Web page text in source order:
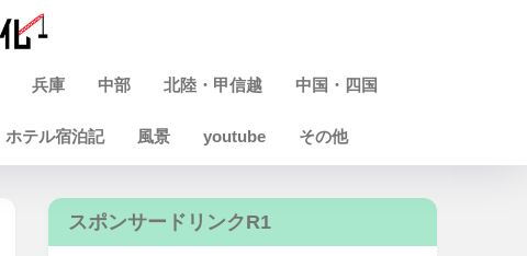
兵庫 中部 北陸・甲信越 中国・四国
ホテル宿泊記 風景 youtube その他
スポンサードリンクR1